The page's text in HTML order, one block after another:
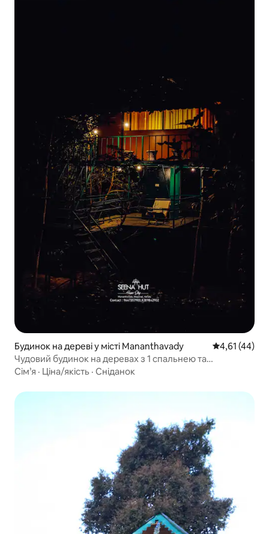
Будинок на дереві у місті Mananthavady Середня
4,61 (44)
Чудовий будинок на деревах з 1 спальнею та
паркувальним місцем
Сім’я · Ціна/якість · Сніданок